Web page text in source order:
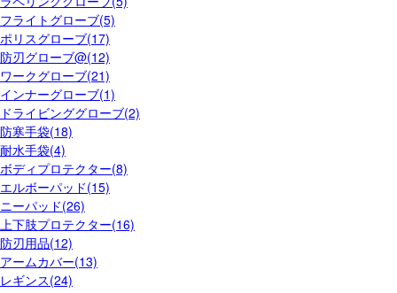
フライトグローブ(5)
ポリスグローブ(17)
防刃グローブ@(12)
ワークグローブ(21)
インナーグローブ(1)
ドライビンググローブ(2)
防寒手袋(18)
耐水手袋(4)
ボディプロテクター(8)
エルボーパッド(15)
ニーパッド(26)
上下肢プロテクター(16)
防刃用品(12)
アームカバー(13)
レギンス(24)